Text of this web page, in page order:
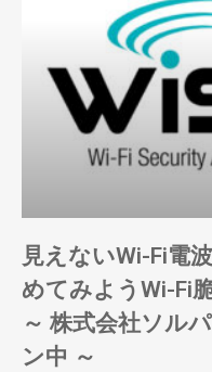
見えないWi-Fi電
めてみようWi-Fi
～ 株式会社ソル
ン中 ～